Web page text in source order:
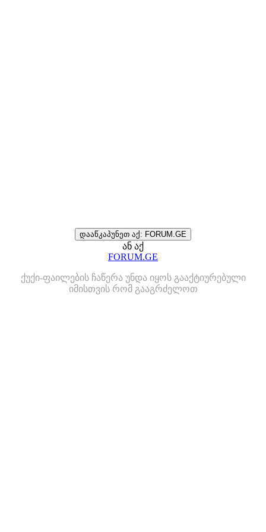
დააწკაპუნეთ აქ: FORUM.GE
ან აქ
FORUM.GE
ქუქი-ფაილების ჩაწერა უნდა იყოს გააქტიურებული
იმისთვის რომ გააგრძელოთ